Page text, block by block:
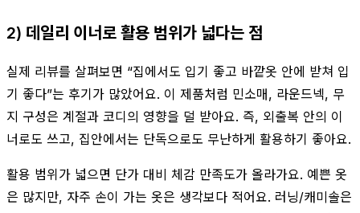
2) 데일리 이너로 활용 범위가 넓다는 점
실제 리뷰를 살펴보면 “집에서도 입기 좋고 바깥옷 안에 받쳐 입
기 좋다”는 후기가 많았어요. 이 제품처럼 민소매, 라운드넥, 무
지 구성은 계절과 코디의 영향을 덜 받아요. 즉, 외출복 안의 이
너로도 쓰고, 집안에서는 단독으로도 무난하게 활용하기 좋아요.
활용 범위가 넓으면 단가 대비 체감 만족도가 올라가요. 예쁜 옷
은 많지만, 자주 손이 가는 옷은 생각보다 적어요. 러닝/캐미솔은